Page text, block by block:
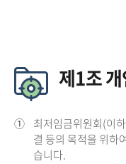
제1조
① 최저임금위원회(이
결 등의 목적을 위하
습니다.